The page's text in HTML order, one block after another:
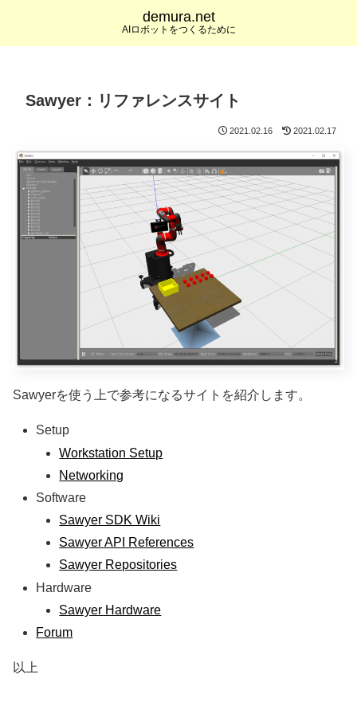
demura.net
AIロボットをつくるために
Sawyer：リファレンスサイト
2021.02.16 2021.02.17
Sawyerを使う上で参考になるサイトを紹介します。
Setup
Workstation Setup
Networking
Software
Sawyer SDK Wiki
Sawyer API References
Sawyer Repositories
Hardware
Sawyer Hardware
Forum
以上